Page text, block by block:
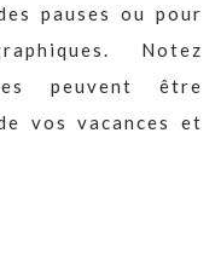
pauses ou pour
Notez
peuvent être
vos vacances et